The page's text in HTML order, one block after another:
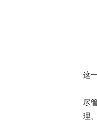
这
尽
理